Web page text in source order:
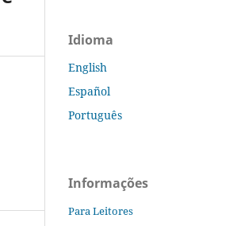
Idioma
English
Español
Português
Informações
Para Leitores